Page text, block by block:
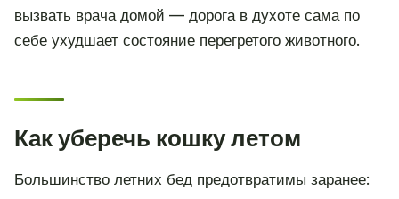
вызвать врача домой — дорога в духоте сама по
себе ухудшает состояние перегретого животного.
Как уберечь кошку летом
Большинство летних бед предотвратимы заранее: